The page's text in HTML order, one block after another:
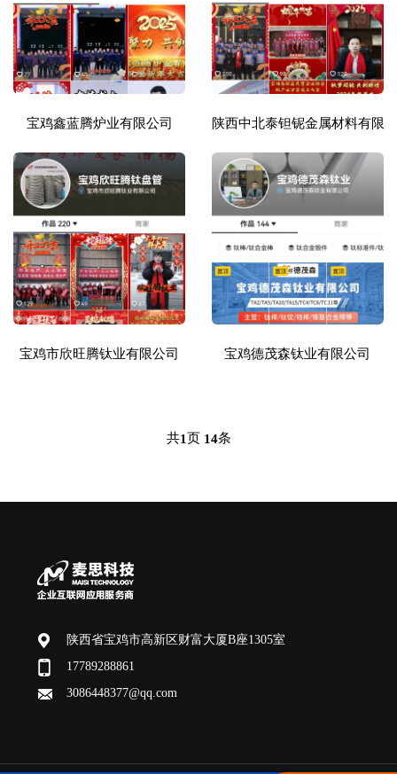
宝鸡鑫蓝腾炉业有限公司 陕西中北泰钽铌金属材料有限
宝鸡市欣旺腾钛业有限公司 宝鸡德茂森钛业有限公司
共1页 14条
陕西省宝鸡市高新区财富大厦B座1305室
17789288861
3086448377@qq.com